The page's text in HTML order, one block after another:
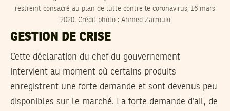
restreint consacré au plan de lutte contre le coronavirus, 16 mars
2020. Crédit photo : Ahmed Zarrouki
GESTION DE CRISE
Cette déclaration du chef du gouvernement
intervient au moment où certains produits
enregistrent une forte demande et sont devenus peu
disponibles sur le marché. La forte demande d’ail, de